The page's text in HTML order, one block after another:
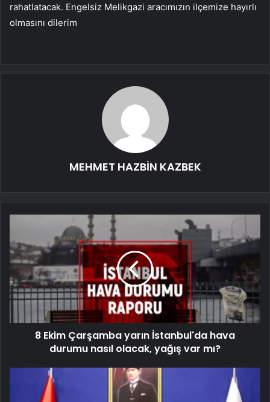
rahatlatacak. Engelsiz Melikgazi aracımızın ilçemize hayırlı
olmasını dilerim
MEHMET HAZBİN KAZBEK
8 Ekim Çarşamba yarın İstanbul'da hava
durumu nasıl olacak, yağış var mı?